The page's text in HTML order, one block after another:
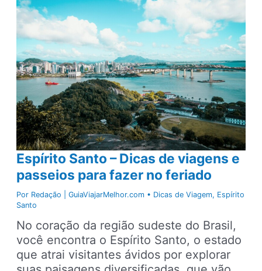
com
menores
de
idade
Espírito Santo – Dicas de viagens e
passeios para fazer no feriado
Por Redação | GuiaViajarMelhor.com • Dicas de Viagem, Espírito
Santo
No coração da região sudeste do Brasil,
você encontra o Espírito Santo, o estado
que atrai visitantes ávidos por explorar